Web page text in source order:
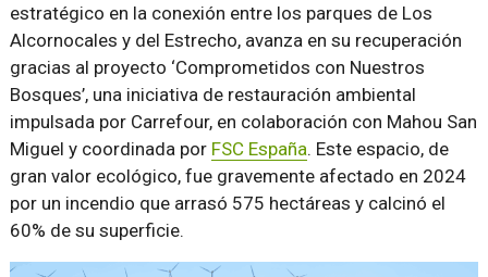
estratégico en la conexión entre los parques de Los
Alcornocales y del Estrecho, avanza en su recuperación
gracias al proyecto ‘Comprometidos con Nuestros
Bosques’, una iniciativa de restauración ambiental
impulsada por Carrefour, en colaboración con Mahou San
Miguel y coordinada por FSC España. Este espacio, de
gran valor ecológico, fue gravemente afectado en 2024
por un incendio que arrasó 575 hectáreas y calcinó el
60% de su superficie.